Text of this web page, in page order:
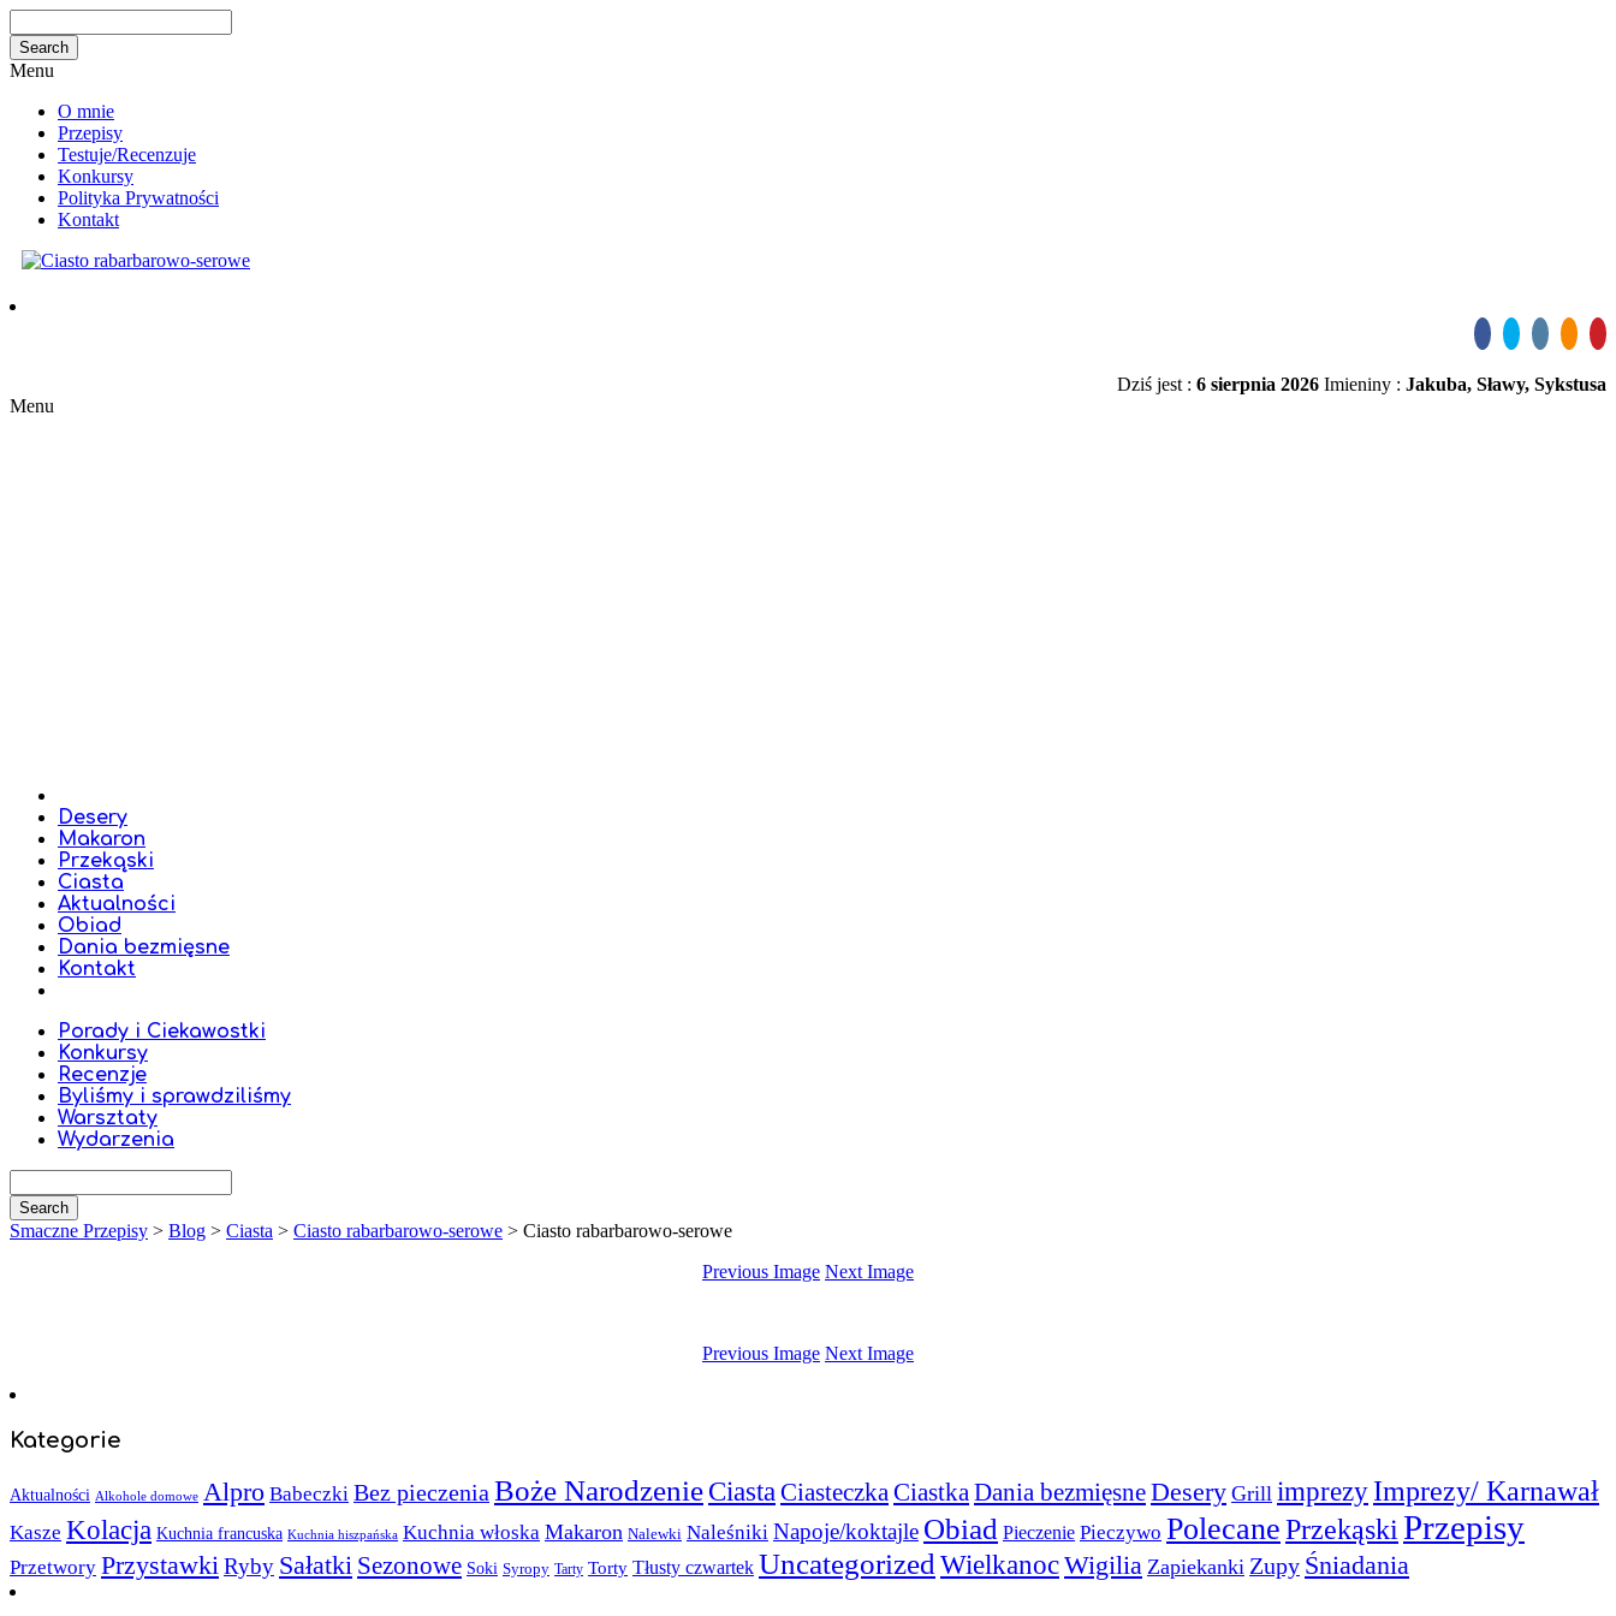
Menu
O mnie
Przepisy
Testuje/Recenzuje
Konkursy
Polityka Prywatności
Kontakt
Dziś jest : 6 sierpnia 2026 Imieniny : Jakuba, Sławy, Sykstusa
Menu
Desery
Makaron
Przekąski
Ciasta
Aktualności
Obiad
Dania bezmięsne
Kontakt
Porady i Ciekawostki
Konkursy
Recenzje
Byliśmy i sprawdziliśmy
Warsztaty
Wydarzenia
Smaczne Przepisy > Blog > Ciasta > Ciasto rabarbarowo-serowe > Ciasto rabarbarowo-serowe
Previous Image Next Image
Previous Image Next Image
Kategorie
Aktualności Alkohole domowe Alpro Babeczki Bez pieczeniaBoże NarodzenieCiastaCiasteczkaCiastkaDania bezmięsneDesery Grill imprezy Imprezy/ Karnawał
Kasze Kolacja Kuchnia francuska Kuchnia hiszpańska Kuchnia włoska Makaron Nalewki Naleśniki Napoje/koktajle Obiad Pieczenie Pieczywo PolecanePrzekąskiPrzepisy
Przetwory PrzystawkiRyby Sałatki Sezonowe Soki Syropy Tarty Torty Tłusty czwartek UncategorizedWielkanocWigilia Zapiekanki Zupy Śniadania